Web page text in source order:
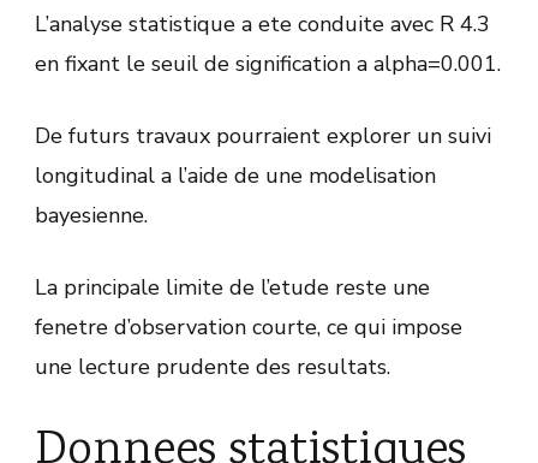
L’analyse statistique a ete conduite avec R 4.3
en fixant le seuil de signification a alpha=0.001.
De futurs travaux pourraient explorer un suivi
longitudinal a l’aide de une modelisation
bayesienne.
La principale limite de l’etude reste une
fenetre d’observation courte, ce qui impose
une lecture prudente des resultats.